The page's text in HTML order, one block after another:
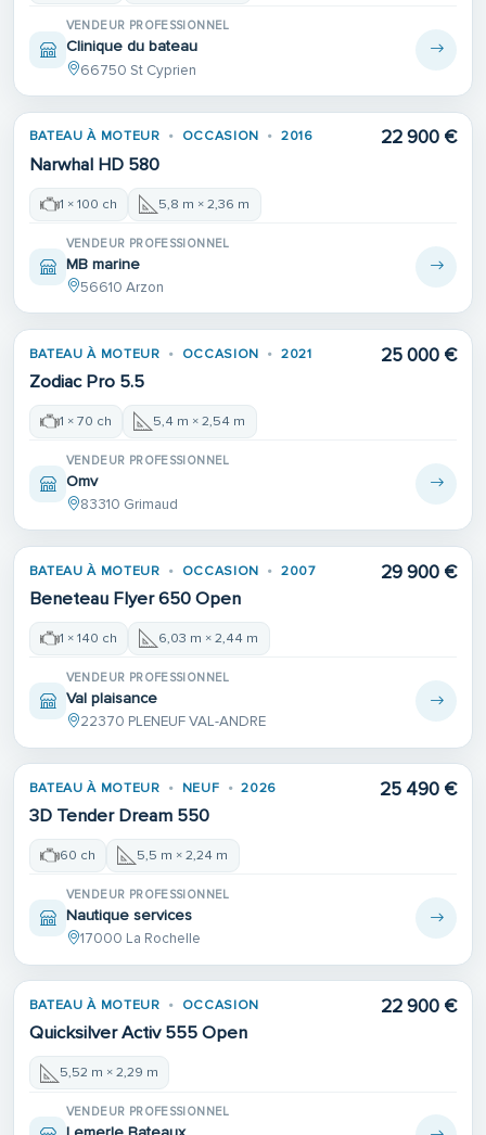
VENDEUR PROFESSIONNEL
Clinique du bateau
66750 St Cyprien
BATEAU À MOTEUR OCCASION 2016
Narwhal HD 580
22 900 €
1 × 100 ch 5,8 m × 2,36 m
VENDEUR PROFESSIONNEL
MB marine
56610 Arzon
BATEAU À MOTEUR OCCASION 2021
Zodiac Pro 5.5
25 000 €
1 × 70 ch 5,4 m × 2,54 m
VENDEUR PROFESSIONNEL
Omv
83310 Grimaud
BATEAU À MOTEUR OCCASION 2007
Beneteau Flyer 650 Open
29 900 €
1 × 140 ch 6,03 m × 2,44 m
VENDEUR PROFESSIONNEL
Val plaisance
22370 PLENEUF VAL-ANDRE
BATEAU À MOTEUR NEUF 2026
3D Tender Dream 550
25 490 €
60 ch 5,5 m × 2,24 m
VENDEUR PROFESSIONNEL
Nautique services
17000 La Rochelle
BATEAU À MOTEUR OCCASION
Quicksilver Activ 555 Open
22 900 €
5,52 m × 2,29 m
VENDEUR PROFESSIONNEL